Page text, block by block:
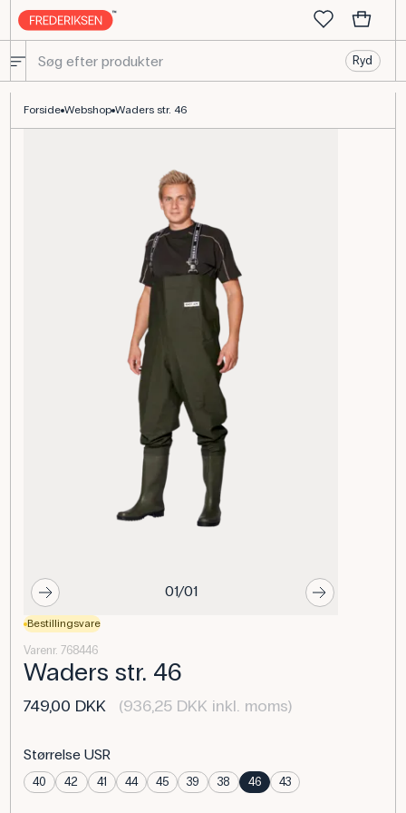
Ryd
Forside Webshop Waders str. 46
01/01
Bestillingsvare
Varenr. 768446
Waders str. 46
749,00 DKK (936,25 DKK inkl. moms)
Størrelse USR
40 42 41 44 45 39 38 46 43